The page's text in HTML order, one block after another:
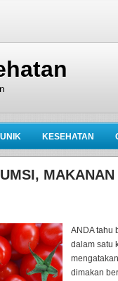
KESEHATAN
ANDA tahu
dalam satu
dimakan